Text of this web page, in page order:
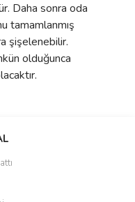
Daha sonra oda
tamamlanmış
şişelenebilir.
olduğunca
iyice düşürün denilmis.
Peki siseleme asamasinda